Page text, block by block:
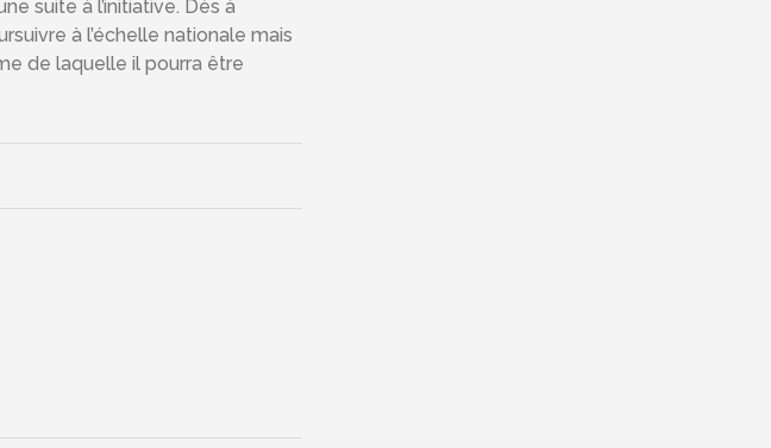
suite à l’initiative. Dès à
à l’échelle nationale mais
de laquelle il pourra être